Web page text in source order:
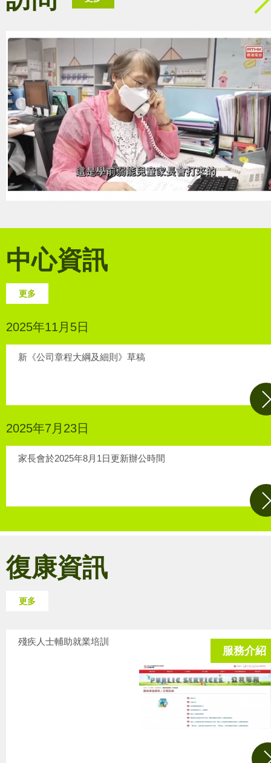
中心資訊
更多
2025年11月5日
新《公司章程大綱及細則》草稿
2025年7月23日
家長會於2025年8月1日更新辦公時間
復康資訊
更多
殘疾人士輔助就業培訓
服務介紹